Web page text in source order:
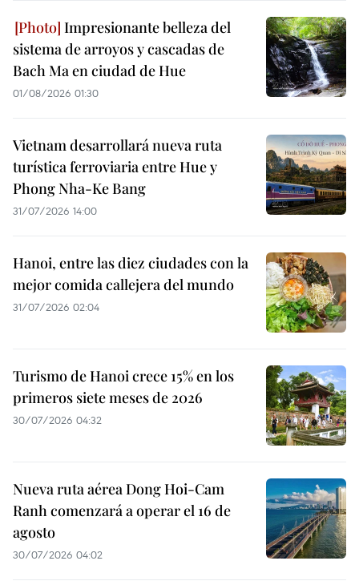
Impresionante belleza del
sistema de arroyos y cascadas de
Bach Ma en ciudad de Hue
01/08/2026 01:30
Vietnam desarrollará nueva ruta
turística ferroviaria entre Hue y
Phong Nha-Ke Bang
31/07/2026 14:00
Hanoi, entre las diez ciudades con la
mejor comida callejera del mundo
31/07/2026 02:04
Turismo de Hanoi crece 15% en los
primeros siete meses de 2026
30/07/2026 04:32
Nueva ruta aérea Dong Hoi-Cam
Ranh comenzará a operar el 16 de
agosto
30/07/2026 04:02